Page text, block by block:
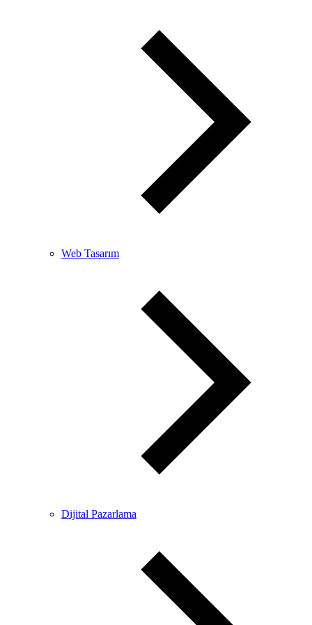
Web Tasarım
Dijital Pazarlama